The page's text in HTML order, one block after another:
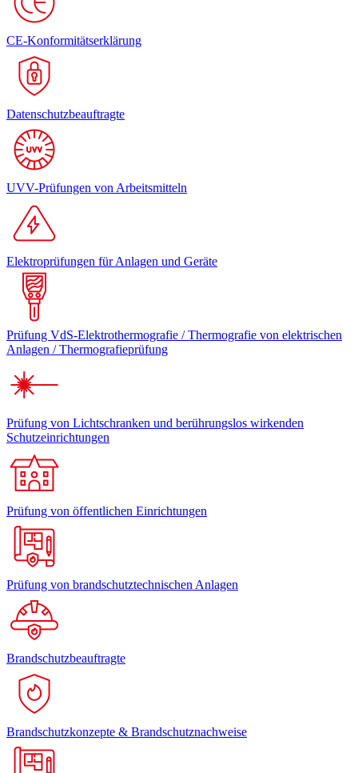
CE-Konformitätserklärung
Datenschutzbeauftragte
UVV-Prüfungen von Arbeitsmitteln
Elektroprüfungen für Anlagen und Geräte
Prüfung VdS-Elektrothermografie / Thermografie von elektrischen
Anlagen / Thermografieprüfung
Prüfung von Lichtschranken und berührungslos wirkenden
Schutzeinrichtungen
Prüfung von öffentlichen Einrichtungen
Prüfung von brandschutztechnischen Anlagen
Brandschutzbeauftragte
Brandschutzkonzepte & Brandschutznachweise